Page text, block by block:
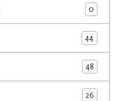
0
44
48
26